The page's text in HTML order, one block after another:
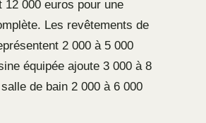
12 000 euros pour une
Les revêtements de
2 000 à 5 000
équipée ajoute 3 000 à 8
de bain 2 000 à 6 000